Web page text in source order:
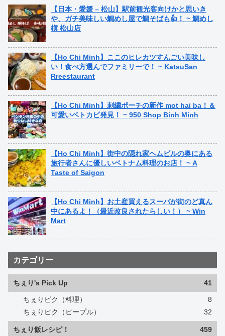
【日本・愛媛 – 松山】駅前観光客向けかと思いき
や、ガチ美味しい鯛めし屋で鯛そばも👍！ ~ 鯛めし
槇 松山店
【Ho Chi Minh】ここのヒレカツすんごい美味し
い！食べ方選んでファミリーで！ ~ KatsuSan
Rreestaurant
【Ho Chi Minh】刺繍ポーチの新作 mot hai ba！＆
可愛いベトカピ発見！ ~ 950 Shop Binh Minh
【Ho Chi Minh】街中の隠れ家ヘムビルの奥にある
旅行者さんに優しいベトナム料理のお店！ ~ A
Taste of Saigon
【Ho Chi Minh】お土産買えるスーパが街のど真ん
中にあるよ！（最近改良されたらしい！） ~ Win
Mart
カテゴリー
ちぇり's Pick Up 41
ちぇりピク（料理）
8
ちぇりピク（ピープル）
32
ちぇり飯レシピ！ 459